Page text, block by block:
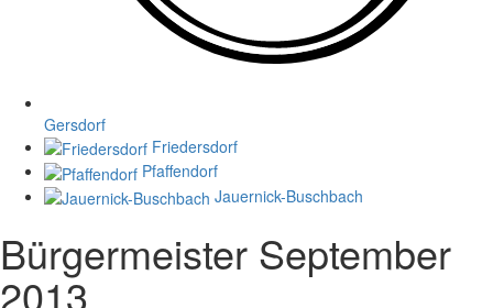
Gersdorf
Friedersdorf
Pfaffendorf
Jauernick-Buschbach
Bürgermeister September
2013